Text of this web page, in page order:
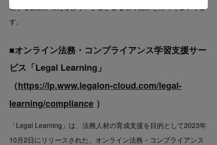
進する企業が増えるよう、さまざまな取り組みを行ってまいりま
す。
■オンライン法務・コンプライアンス学習支援サー
ビス「Legal Learning」
（https://lp.www.legalon-cloud.com/legal-
learning/compliance ）
「Legal Learning」は、法務人材の育成支援を目的として2023年
10月2日にリリースされた、オンライン法務・コンプライアンス